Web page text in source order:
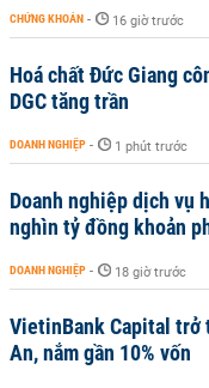
CHỨNG KHOÁN - 16 giờ trước
Hoá chất Đức Giang
DGC tăng trần
DOANH NGHIỆP - 1 phút trước
Doanh nghiệp dịch vụ
nghìn tỷ đồng khoản
DOANH NGHIỆP - 18 giờ trước
VietinBank Capital trở
An, nắm gần 10% vốn